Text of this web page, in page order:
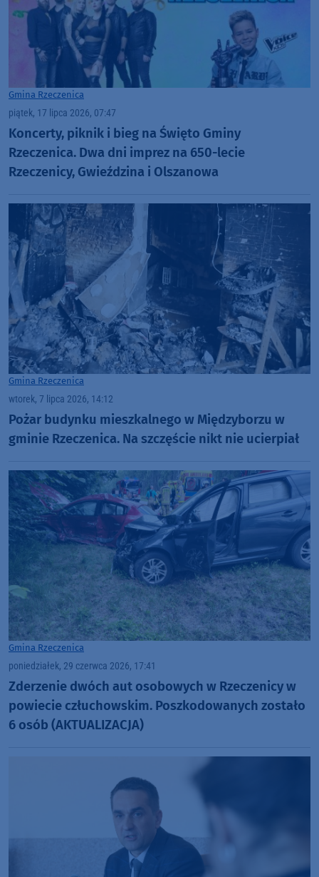
Gmina Rzeczenica
piątek, 17 lipca 2026, 07:47
Koncerty, piknik i bieg na Święto Gminy
Rzeczenica. Dwa dni imprez na 650-lecie
Rzeczenicy, Gwieździna i Olszanowa
Gmina Rzeczenica
wtorek, 7 lipca 2026, 14:12
Pożar budynku mieszkalnego w Międzyborzu w
gminie Rzeczenica. Na szczęście nikt nie ucierpiał
Gmina Rzeczenica
poniedziałek, 29 czerwca 2026, 17:41
Zderzenie dwóch aut osobowych w Rzeczenicy w
powiecie człuchowskim. Poszkodowanych zostało
6 osób (AKTUALIZACJA)